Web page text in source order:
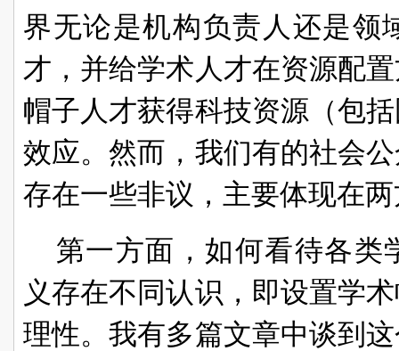
界无论是机构负责人还是领
才，并给学术人才在资源配
帽子人才获得科技资源（包
效应。然而，我们有的社会
存在一些非议，主要体现在
第一方面，如何看待各类
义存在不同认识，即设置学
理性。我有多篇文章中谈到